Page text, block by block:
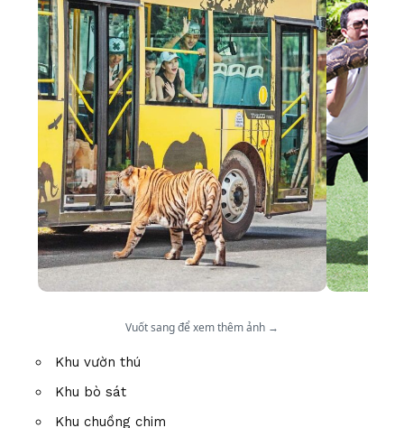
Vuốt sang để xem thêm ảnh →
Khu vườn thú
Khu bò sát
Khu chuồng chim